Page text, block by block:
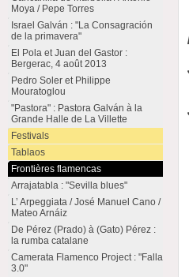
Moya / Pepe Torres
Israel Galván : "La Consagración
de la primavera"
El Pola et Juan del Gastor :
Bergerac, 4 août 2013
Pedro Soler et Philippe
Mouratoglou
"Pastora" : Pastora Galván à la
Grande Halle de La Villette
Festivals
Tablaos
Frontières flamencas
Arrajatabla : "Sevilla blues"
L’ Arpeggiata / José Manuel Cano /
Mateo Arnáiz
De Pérez (Prado) à (Gato) Pérez :
la rumba catalane
Camerata Flamenco Project : "Falla
3.0"